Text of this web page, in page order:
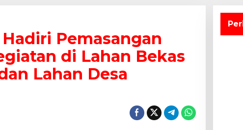
Pemasangan
di Lahan Bekas
Lahan Desa